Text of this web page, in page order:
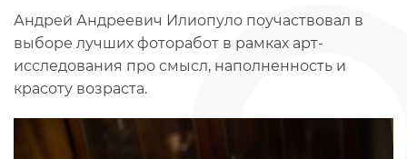
Андрей Андреевич Илиопуло поучаствовал в
выборе лучших фоторабот в рамках арт-
исследования про смысл, наполненность и
красоту возраста.